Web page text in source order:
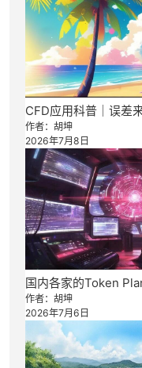
CFD应用科普｜误差
作者：胡坤
2026年7月8日
国内各家的Token
作者：胡坤
2026年7月6日